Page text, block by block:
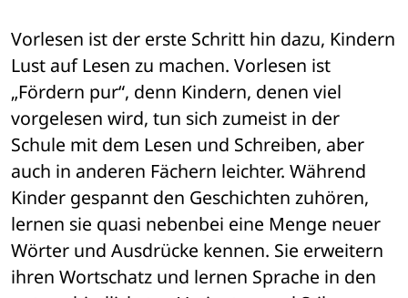
Vorlesen ist der erste Schritt hin dazu, Kindern
Lust auf Lesen zu machen. Vorlesen ist
„Fördern pur“, denn Kindern, denen viel
vorgelesen wird, tun sich zumeist in der
Schule mit dem Lesen und Schreiben, aber
auch in anderen Fächern leichter. Während
Kinder gespannt den Geschichten zuhören,
lernen sie quasi nebenbei eine Menge neuer
Wörter und Ausdrücke kennen. Sie erweitern
ihren Wortschatz und lernen Sprache in den